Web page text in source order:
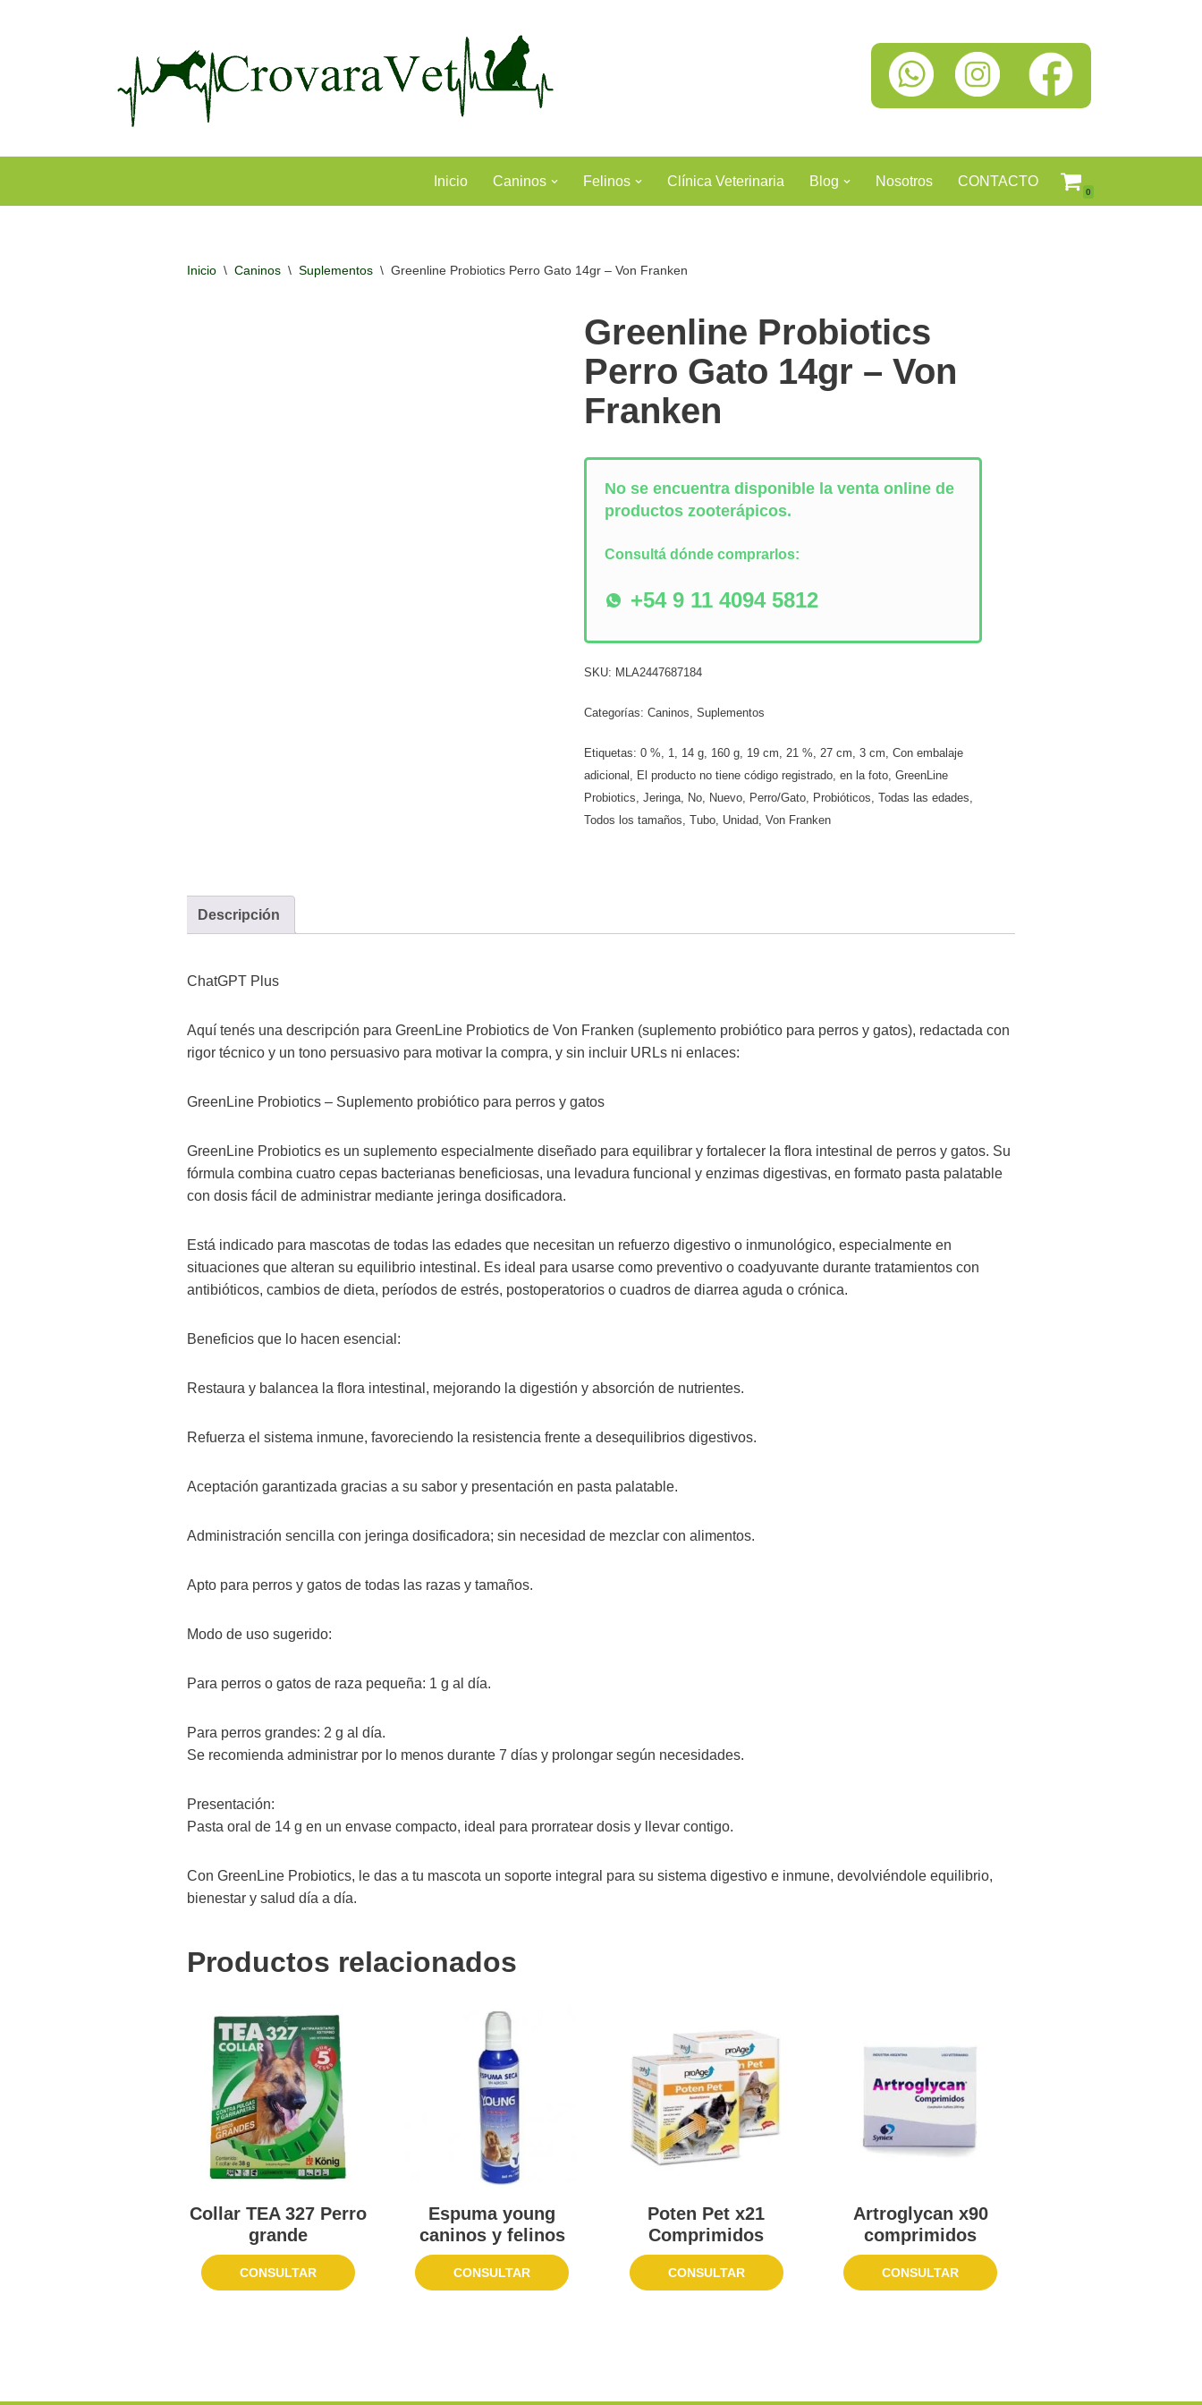
Inicio Caninos Felinos Clínica Veterinaria Blog Nosotros CONTACTO
0
Inicio \ Caninos \ Suplementos \ Greenline Probiotics Perro Gato 14gr – Von Franken
Greenline Probiotics
Perro Gato 14gr – Von
Franken
No se encuentra disponible la venta online de
productos zooterápicos.
Consultá dónde comprarlos:
+54 9 11 4094 5812
SKU: MLA2447687184
Categorías:Caninos,Suplementos
Etiquetas:0 %, 1, 14 g, 160 g, 19 cm,21 %,27 cm,3 cm,Con embalaje
adicional , El producto no tiene código registrado,en la foto,GreenLine
Probiotics,Jeringa, No, Nuevo, Perro/Gato, Probióticos,Todas las edades,
Todos los tamaños,Tubo, Unidad,Von Franken
Descripción
ChatGPT Plus
Aquí tenés una descripción para GreenLine Probiotics de Von Franken (suplemento probiótico para perros y gatos), redactada con
rigor técnico y un tono persuasivo para motivar la compra, y sin incluir URLs ni enlaces:
GreenLine Probiotics – Suplemento probiótico para perros y gatos
GreenLine Probiotics es un suplemento especialmente diseñado para equilibrar y fortalecer la flora intestinal de perros y gatos. Su
fórmula combina cuatro cepas bacterianas beneficiosas, una levadura funcional y enzimas digestivas, en formato pasta palatable
con dosis fácil de administrar mediante jeringa dosificadora.
Está indicado para mascotas de todas las edades que necesitan un refuerzo digestivo o inmunológico, especialmente en
situaciones que alteran su equilibrio intestinal. Es ideal para usarse como preventivo o coadyuvante durante tratamientos con
antibióticos, cambios de dieta, períodos de estrés, postoperatorios o cuadros de diarrea aguda o crónica.
Beneficios que lo hacen esencial:
Restaura y balancea la flora intestinal, mejorando la digestión y absorción de nutrientes.
Refuerza el sistema inmune, favoreciendo la resistencia frente a desequilibrios digestivos.
Aceptación garantizada gracias a su sabor y presentación en pasta palatable.
Administración sencilla con jeringa dosificadora; sin necesidad de mezclar con alimentos.
Apto para perros y gatos de todas las razas y tamaños.
Modo de uso sugerido:
Para perros o gatos de raza pequeña: 1 g al día.
Para perros grandes: 2 g al día.
Se recomienda administrar por lo menos durante 7 días y prolongar según necesidades.
Presentación:
Pasta oral de 14 g en un envase compacto, ideal para prorratear dosis y llevar contigo.
Con GreenLine Probiotics, le das a tu mascota un soporte integral para su sistema digestivo e inmune, devolviéndole equilibrio,
bienestar y salud día a día.
Productos relacionados
Collar TEA 327 Perro
grande
CONSULTAR
Espuma young
caninos y felinos
CONSULTAR
Poten Pet x21
Comprimidos
CONSULTAR
Artroglycan x90
comprimidos
CONSULTAR